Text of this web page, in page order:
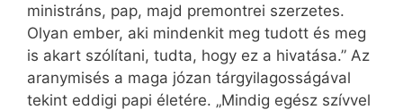
ministráns, pap, majd premontrei szerzetes.
Olyan ember, aki mindenkit meg tudott és meg
is akart szólítani, tudta, hogy ez a hivatása.” Az
aranymisés a maga józan tárgyilagosságával
tekint eddigi papi életére. „Mindig egész szívvel